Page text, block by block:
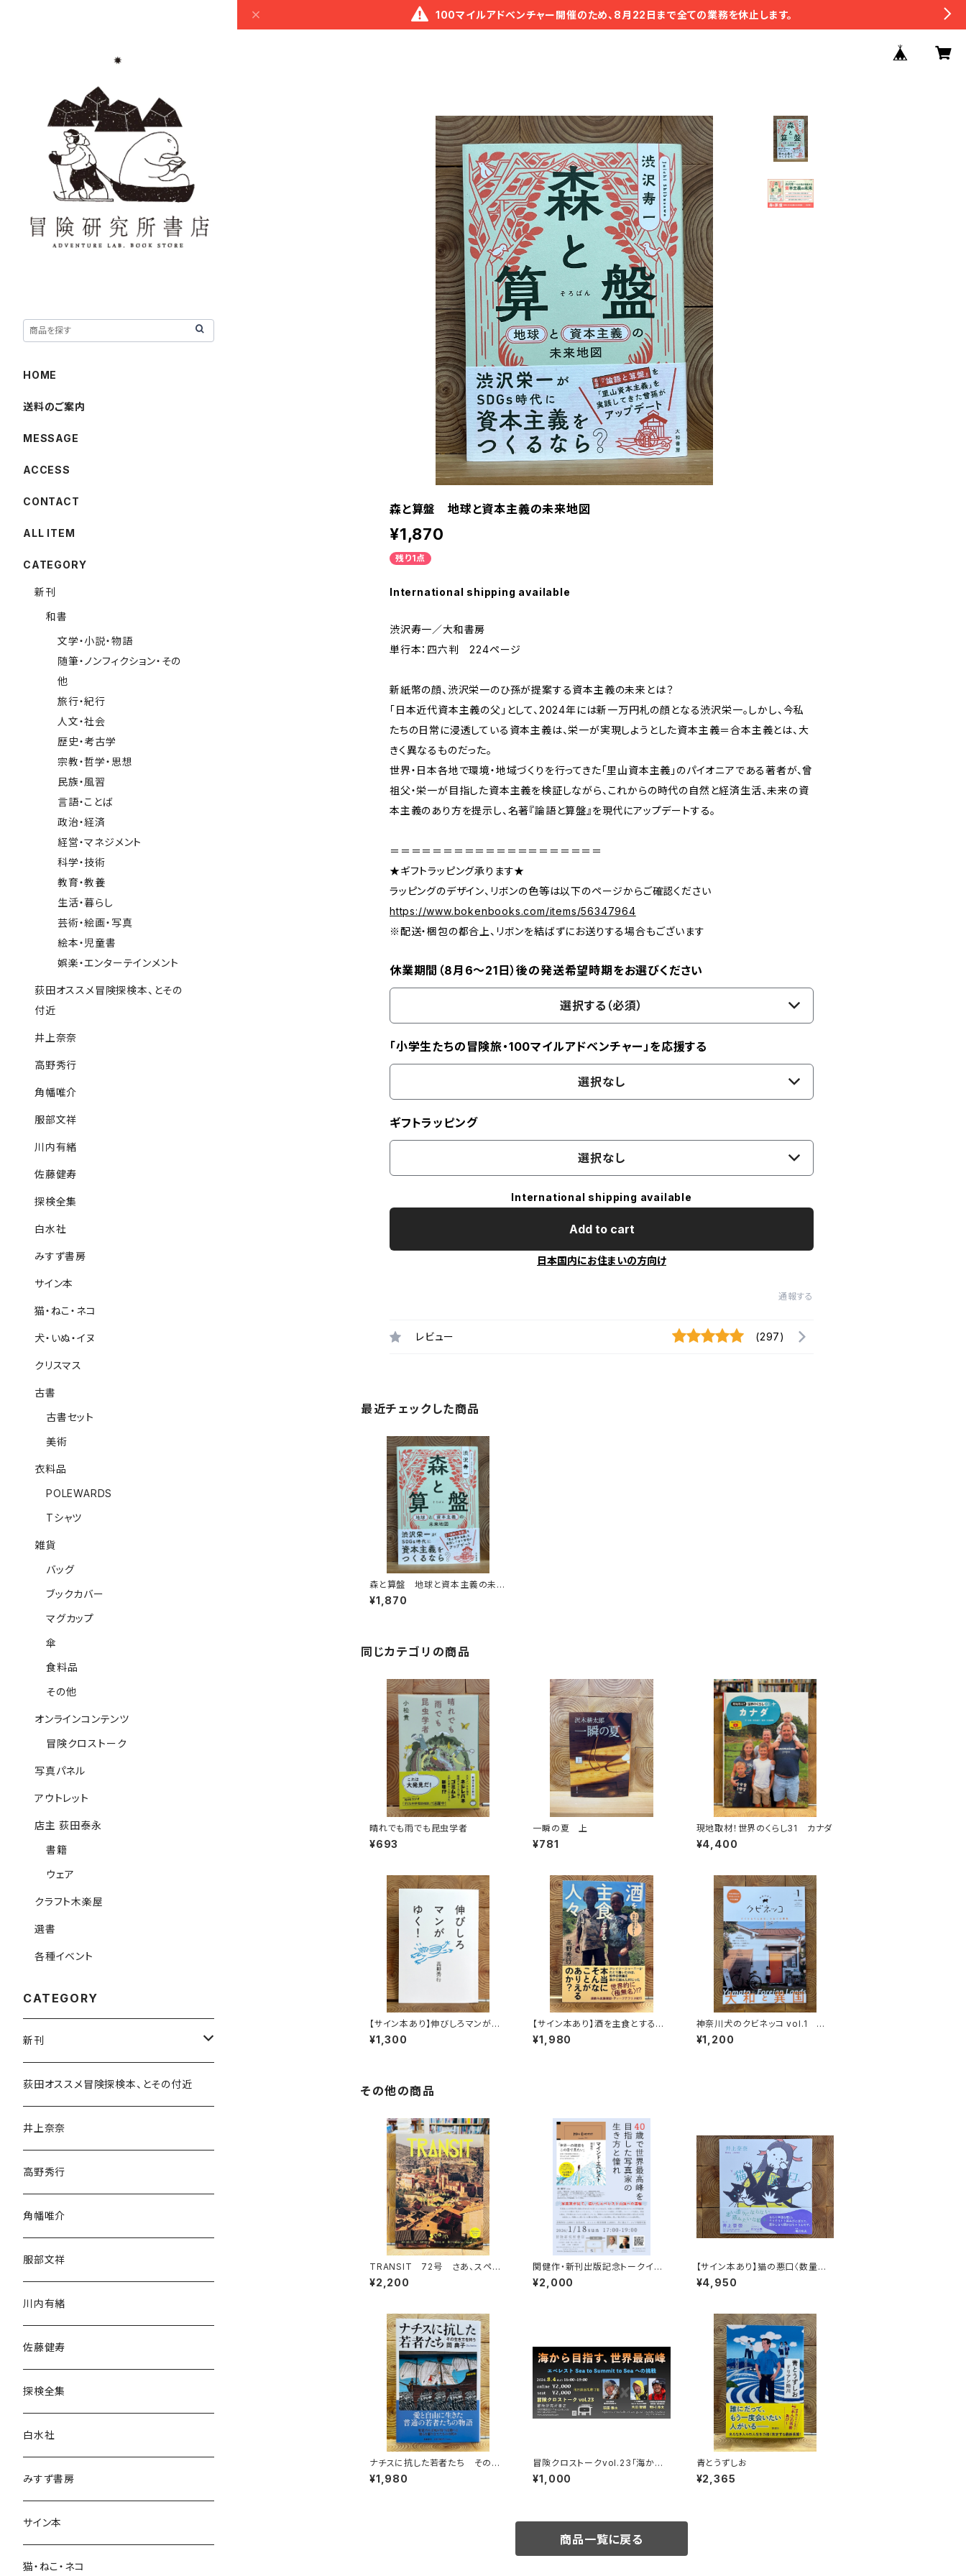
100マイルアドベンチャー開催のため、8月22日まで全ての業務を休止します。
森と算盤 地球と資本主義の未来地図
¥1,870
残り1点
International shipping available
渋沢寿一／大和書房
単行本：四六判 224ページ
新紙幣の顔、渋沢栄一のひ孫が提案する資本主義の未来とは？
「日本近代資本主義の父」として、2024年には新一万円札の顔となる渋沢栄一。しかし、今私
たちの日常に浸透している資本主義は、栄一が実現しようとした資本主義＝合本主義とは、大
きく異なるものだった。
世界・日本各地で環境・地域づくりを行ってきた「里山資本主義」のパイオニアである著者が、曾
祖父・栄一が目指した資本主義を検証しながら、これからの時代の自然と経済生活、未来の資
本主義のあり方を提示し、名著『論語と算盤』を現代にアップデートする。
＝＝＝＝＝＝＝＝＝＝＝＝＝＝＝＝＝＝＝＝
★ギフトラッピング承ります★
ラッピングのデザイン、リボンの色等は以下のページからご確認ください
https://www.bokenbooks.com/items/56347964
※配送・梱包の都合上、リボンを結ばずにお送りする場合もございます
休業期間（8月6〜21日）後の発送希望時期をお選びください
選択する（必須）
「小学生たちの冒険旅・100マイルアドベンチャー」を応援する
選択なし
ギフトラッピング
選択なし
International shipping available
Add to cart
日本国内にお住まいの方向け
通報する
レビュー (297)
最近チェックした商品
森と算盤 地球と資本主義の未来
地図
¥1,870
同じカテゴリの商品
晴れでも雨でも昆虫学者
¥693
一瞬の夏 上
¥781
現地取材！世界のくらし31 カナダ
¥4,400
【サイン本あり】伸びしろマンがゆ
く！
¥1,300
【サイン本あり】酒を主食とする
人々 エチオピアの科学的秘境を
旅する
¥1,980
神奈川犬のクビネッコ vol.1 特
集：大和と異国
¥1,200
その他の商品
TRANSIT 72号 さあ、スペイ
ンへ！ 太陽と海と土の国
¥2,200
関健作・新刊出版記念トークイベ
ント録画視聴権
¥2,000
【サイン本あり】猫の悪口〈数量限
定・オリジナルトート付き〉
¥4,950
ナチスに抗した若者たち その生
き方を問う
¥1,980
冒険クロストークvol.23「海から
目指す、世界最高峰」録画視聴権
¥1,000
青とうずしお
¥2,365
商品一覧に戻る
HOME
送料のご案内
MESSAGE
ACCESS
CONTACT
ALL ITEM
CATEGORY
新刊
和書
文学・小説・物語
随筆・ノンフィクション・その
他
旅行・紀行
人文・社会
歴史・考古学
宗教・哲学・思想
民族・風習
言語・ことば
政治・経済
経営・マネジメント
科学・技術
教育・教養
生活・暮らし
芸術・絵画・写真
絵本・児童書
娯楽・エンターテインメント
荻田オススメ冒険探検本、とその
付近
井上奈奈
高野秀行
角幡唯介
服部文祥
川内有緒
佐藤健寿
探検全集
白水社
みすず書房
サイン本
猫・ねこ・ネコ
犬・いぬ・イヌ
クリスマス
古書
古書セット
美術
衣料品
POLEWARDS
Tシャツ
雑貨
バッグ
ブックカバー
マグカップ
傘
食料品
その他
オンラインコンテンツ
冒険クロストーク
写真パネル
アウトレット
店主 荻田泰永
書籍
ウェア
クラフト木楽屋
選書
各種イベント
CATEGORY
新刊
和書
文学・小説・物語
随筆・ノンフィクション・その他
民族・風習
言語・ことば
荻田オススメ冒険探検本、とその付近
井上奈奈
高野秀行
角幡唯介
服部文祥
川内有緒
佐藤健寿
探検全集
白水社
みすず書房
サイン本
猫・ねこ・ネコ